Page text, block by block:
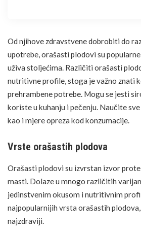
Od njihove zdravstvene dobrobiti do
upotrebe, orašasti plodovi su
uživa stoljećima. Različiti orašasti
nutritivne profile, stoga je važno znati
prehrambene potrebe. Mogu se jesti
koriste u kuhanju i pečenju. Naučite
kao i mjere opreza kod konzumacije.
Vrste orašastih plodova
Orašasti plodovi su izvrstan izvor
masti. Dolaze u mnogo različitih
jedinstvenim okusom i nutritivnim
najpopularnijih vrsta orašastih
najzdraviji.